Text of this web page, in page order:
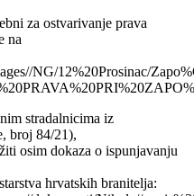
za ostvarivanje prava
na
NG/12%20Prosinac/
stradalnicima iz
broj 84/21),
osim dokaza o ispunjavanju
hrvatskih branitelja: